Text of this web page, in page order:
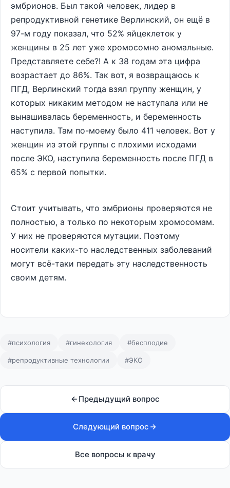
эмбрионов. Был такой человек, лидер в
репродуктивной генетике Верлинский, он ещё в
97-м году показал, что 52% яйцеклеток у
женщины в 25 лет уже хромосомно аномальные.
Представляете себе?! А к 38 годам эта цифра
возрастает до 86%. Так вот, я возвращаюсь к
ПГД, Верлинский тогда взял группу женщин, у
которых никаким методом не наступала или не
вынашивалась беременность, и беременность
наступила. Там по-моему было 411 человек. Вот у
женщин из этой группы с плохими исходами
после ЭКО, наступила беременность после ПГД в
65% с первой попытки.
Стоит учитывать, что эмбрионы проверяются не
полностью, а только по некоторым хромосомам.
У них не проверяются мутации. Поэтому
носители каких-то наследственных заболеваний
могут всё-таки передать эту наследственность
своим детям.
#психология #гинекология #бесплодие
#репродуктивные технологии #ЭКО
Предыдущий вопрос
Следующий вопрос
Все вопросы к врачу